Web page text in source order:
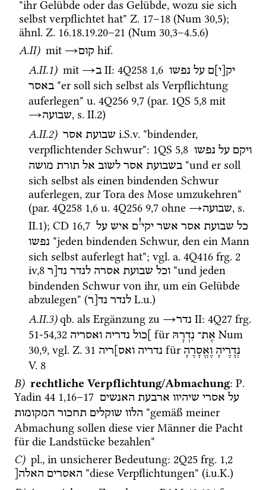
"ihr Gelübde oder das Gelübde, wozu sie sich
selbst verpflichtet hat" Z. 17–18 (Num 30,5
ähnl. Z. 16.18.19.20–21 (Num 30,3–4.5.6)
A.II) mit →קום hif.
A.II.1) mit →ב ‎ II: 4Q258 1,6 יק[י]ם על נפשו
באסר "er soll sich selbst als Verpflichtung
auferlegen" u. 4Q256 9,7 (par. 1QS 5,8
→שבועה, s. II.2)
A.II.2)
שבועת אסר i.S.v. "bindender,
verpflichtender Schwur": 1QS 5,8 ויקם על נפשו
בשבועת אסר לשוב אל תורת מושה
"und er soll
sich selbst als einen bindenden Schwur
auferlegen, zur Tora des Mose umzukehren"
(par. 4Q258 1,6 u. 4Q256 9,7 ohne →שבועה, s.
II.1); CD 16,7 כל שבועת אסר אשר יקי!ם איש על
נפשו "jeden bindenden Schwur, den ein Mann
sich selbst auferlegt hat"; vgl. a. 4Q416 frg. 2
iv,8 וכל שבועת אסרה לנדר נד[ר
"und jeden
bindenden Schwur von ihr, um ein Gelübde
abzulegen" (
לנדר נד[ר L.u.)
A.II.3)qb. als Ergänzung zu →נדר ‎ II: 4Q27 frg.
51-54,32 ]כול נדריה ואסריה für אֶת־ נִדְרָהּ
Num
30,9, vgl. Z. 31 נדריה ואס]ריה für נְדָרֶיהָ וֶאֱסָרֶהָ
V. 8
B) rechtliche Verpflichtung/Abmachung: P.
Yadin 44 1,16–17 על אסרי שיהיוו ארבעת האנשים
הלוו שוקלים תחכור המקומות
"gemäß meiner
Abmachung sollen diese vier Männer die Pacht
für die Landstücke bezahlen"
C) pl., in unsicherer Bedeutung: 2Q25 frg. 1,2
האסרים האלה[ "diese Verpflichtungen" (i.u.K.)